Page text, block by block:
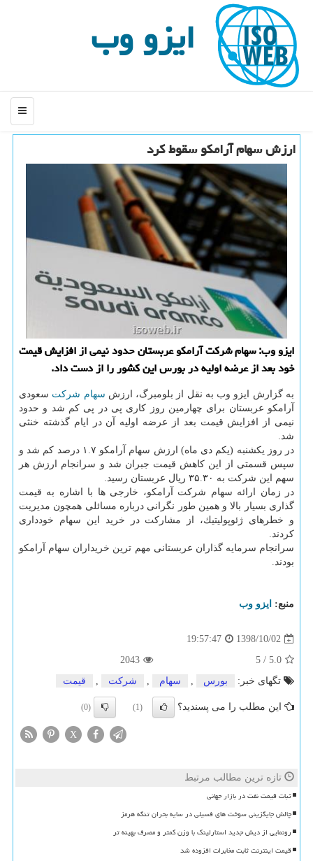
ایزو وب
منو
ارزش سهام آرامكو سقوط كرد
ایزو وب: سهام شركت آرامكو عربستان حدود نیمی از افزایش قیمت
خود بعد از عرضه اولیه در بورس این كشور را از دست داد.
به گزارش ایزو وب به نقل از بلومبرگ، ارزش سهام شركت سعودی
آرامكو عربستان برای چهارمین روز كاری پی در پی كم شد و حدود
نیمی از افزایش قیمت بعد از عرضه اولیه آن در ایام گذشته خنثی
شد.
در روز یكشنبه (یكم دی ماه) ارزش سهام آرامكو ۱.۷ درصد كم شد و
سپس قسمتی از این كاهش قیمت جبران شد و سرانجام ارزش هر
سهم این شركت به ۳۵.۳۰ ریال عربستان رسید.
در زمان ارائه سهام شركت آرامكو، خارجی ها با اشاره به قیمت
گذاری بسیار بالا و همین طور نگرانی درباره مسائلی همچون مدیریت
و خطرهای ژئوپولیتیك، از مشاركت در خرید این سهام خودداری
كردند.
سرانجام سرمایه گذاران عربستانی مهم ترین خریداران سهام آرامكو
بودند.
منبع: ایزو وب
1398/10/02
19:57:47
5.0
/
5
2043
تگهای خبر:
بورس , سهام , شركت , قیمت
این مطلب را می پسندید؟ (1)
(0)
X
تازه ترین مطالب مرتبط
ثبات قیمت نفت در بازار جهانی
چالش جایگزینی سوخت های فسیلی در سایه بحران تنگه هرمز
رونمایی از دیش جدید استارلینک با وزن کمتر و مصرف بهینه تر
قیمت اینترنت ثابت مخابرات افزوده شد